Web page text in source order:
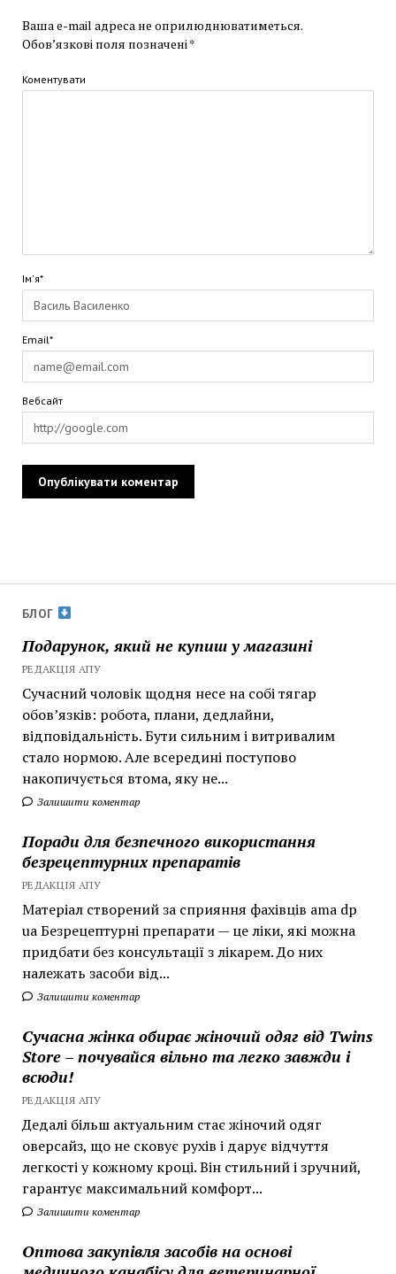
БЛОГ
Подарунок, який не купиш у магазині
РЕДАКЦІЯ АПУ
Сучасний чоловік щодня несе на собі тягар
обов’язків: робота, плани, дедлайни,
відповідальність. Бути сильним і витривалим
стало нормою. Але всередині поступово
накопичується втома, яку не...
Залишити коментар
Поради для безпечного використання
безрецептурних препаратів
РЕДАКЦІЯ АПУ
Матеріал створений за сприяння фахівців ama dp
ua Безрецептурні препарати — це ліки, які можна
придбати без консультації з лікарем. До них
належать засоби від...
Залишити коментар
Сучасна жінка обирає жіночий одяг від Twins
Store – почувайся вільно та легко завжди і
всюди!
РЕДАКЦІЯ АПУ
Дедалі більш актуальним стає жіночий одяг
оверсайз, що не сковує рухів і дарує відчуття
легкості у кожному кроці. Він стильний і зручний,
гарантує максимальний комфорт...
Залишити коментар
Оптова закупівля засобів на основі
Ваша e-mail адреса не оприлюднюватиметься.
Обов’язкові поля позначені*
Коментувати
Ім'я*
Email*
Вебсайт